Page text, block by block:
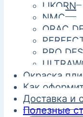
LIKORN
NMC
ORAC
PRO
Окраска
Как
Доставка и
Полезные